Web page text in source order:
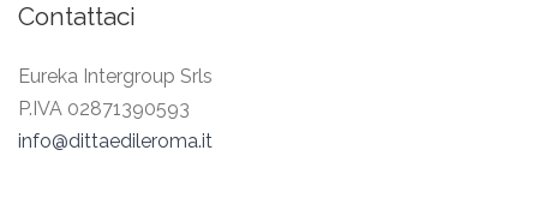
Contattaci
Eureka Intergroup Srls
P.IVA 02871390593
info@dittaedileroma.it